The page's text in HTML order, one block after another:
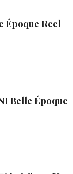
Époque Reel
Belle Époque